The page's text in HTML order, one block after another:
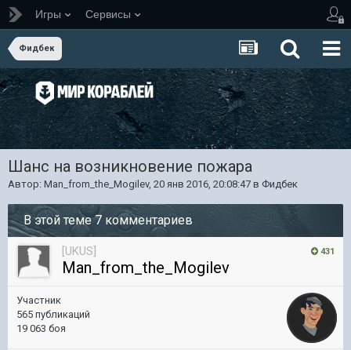
Игры Сервисы
Фидбек
Шанс на возникновение пожара
Автор: Man_from_the_Mogilev, 20 янв 2016, 20:08:47 в Фидбек
В этой теме 7 комментариев
431
[UKUS]
Man_from_the_Mogilev
Участник
565 публикаций
19 063 боя